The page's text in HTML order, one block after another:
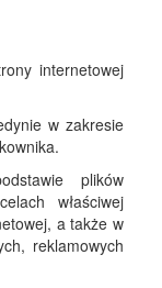
internetowej
w zakresie
plików
właściwej
a także w
reklamowych